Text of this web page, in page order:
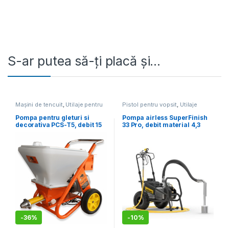
S-ar putea să-ți placă și…
Mașini de tencuit, Utilaje pentru
construcții
Pompa pentru gleturi si
decorativa PCS-T5, debit 15
-36%
Pistol pentru vopsit, Utilaje
Pompa airless SuperFinish
33 Pro, debit material 4,3
-10%